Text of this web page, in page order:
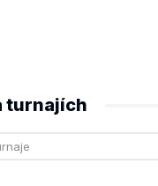
turnajích